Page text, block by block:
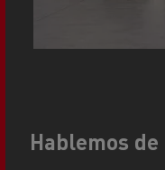
Hablemos